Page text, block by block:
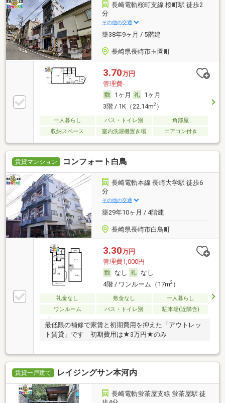
長崎電軌桜町支線 桜町駅 徒歩2
分
その他の交通
築38年9ヶ月 / 5階建
長崎県長崎市玉園町
3.70万円
管理費-
1ヶ月
1ヶ月
3階 / 1K（22.14m2）
一人暮らし バス・トイレ別
角部屋
収納スペース
室内洗濯機置き場 エアコン付き
賃貸マンション コンフォート白鳥
長崎電軌本線 長崎大学駅 徒歩6
分
その他の交通
築29年10ヶ月 / 4階建
長崎県長崎市白鳥町
3.30万円
管理費1,000円
なし
なし
4階 / ワンルーム（17m2）
礼金なし 敷金なし
一人暮らし
ワンルーム
バス・トイレ別 駐車場(近隣含)
最低限の補修で家賃と初期費用を抑えた「アウトレッ
ト賃貸」です 初期費用は★3万円★のみ
賃貸一戸建て レイジングサン本河内
長崎電軌蛍茶屋支線 蛍茶屋駅 徒